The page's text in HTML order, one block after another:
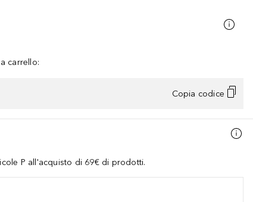
carrello:
Copia codice
P all'acquisto di 69€ di prodotti.